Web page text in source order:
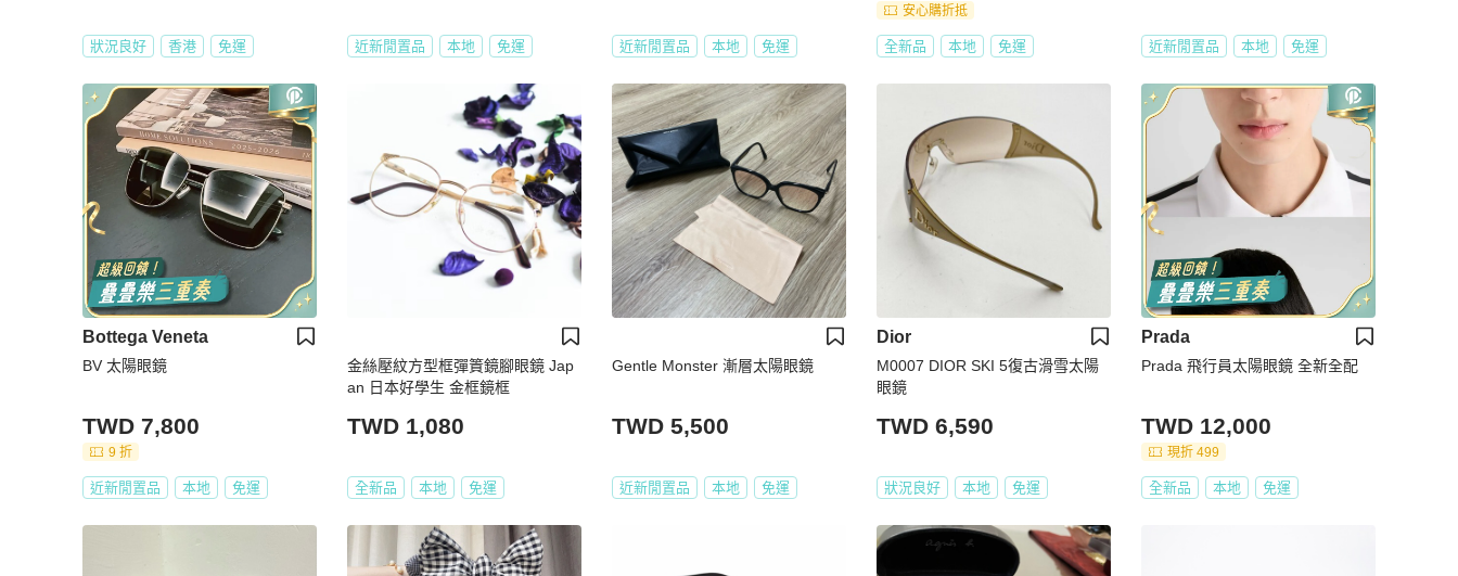
狀況良好 香港 免運 近新閒置品 本地 免運 近新閒置品 本地 免運
安心購折抵
全新品 本地 免運 近新閒置品 本地 免運
Bottega Veneta
BV 太陽眼鏡
TWD 7,800
9 折
近新閒置品 本地 免運
金絲壓紋方型框彈篢鏡腳眼鏡 Jap
an 日本好學生 金框鏡框
TWD 1,080
全新品 本地 免運
Gentle Monster 漸層太陽眼鏡
TWD 5,500
近新閒置品 本地 免運
Dior
M0007 DIOR SKI 5復古滑雪太陽
眼鏡
TWD 6,590
狀況良好 本地 免運
Prada
Prada 飛行員太陽眼鏡 全新全配
TWD 12,000
現折 499
全新品 本地 免運